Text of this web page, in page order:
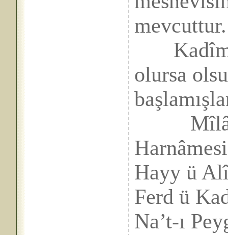
mevcuttur.
Kadîm
olursa
Mîlâdî
Hayy ü
Ferd ü
Na’t-ı